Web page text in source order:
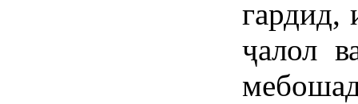
гардид,
ҷалол